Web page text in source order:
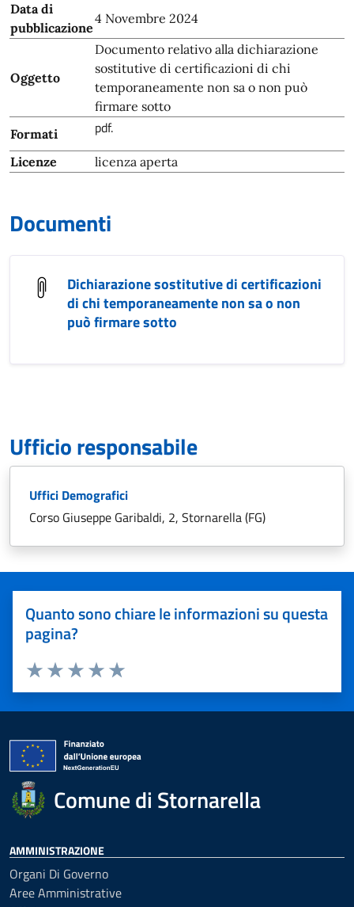
Data di
pubblicazione
4 Novembre 2024
Oggetto
Documento relativo alla dichiarazione
sostitutive di certificazioni di chi
temporaneamente non sa o non può
firmare sotto
Formati
pdf.
Licenze licenza aperta
Documenti
Dichiarazione sostitutive di certificazioni
di chi temporaneamente non sa o non
può firmare sotto
Ufficio responsabile
Uffici Demografici
Corso Giuseppe Garibaldi, 2, Stornarella (FG)
Quanto sono chiare le informazioni su questa
pagina?
Valuta 5 stelle su 5
Valuta 4 stelle su 5
Valuta 3 stelle su 5
Valuta 2 stelle su 5
Valuta 1 stelle su 5
Comune di Stornarella
AMMINISTRAZIONE
Organi Di Governo
Aree Amministrative